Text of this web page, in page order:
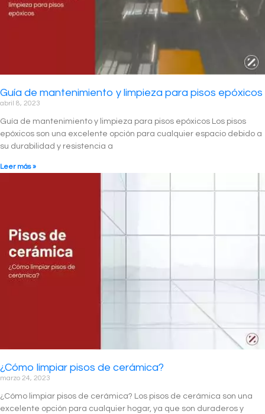
Guía de mantenimiento y limpieza para pisos epóxicos
abril 8, 2023
Guía de mantenimiento y limpieza para pisos epóxicos Los pisos
epóxicos son una excelente opción para cualquier espacio debido a
su durabilidad y resistencia a
Leer más »
¿Cómo limpiar pisos de cerámica?
marzo 24, 2023
¿Cómo limpiar pisos de cerámica? Los pisos de cerámica son una
excelente opción para cualquier hogar, ya que son duraderos y